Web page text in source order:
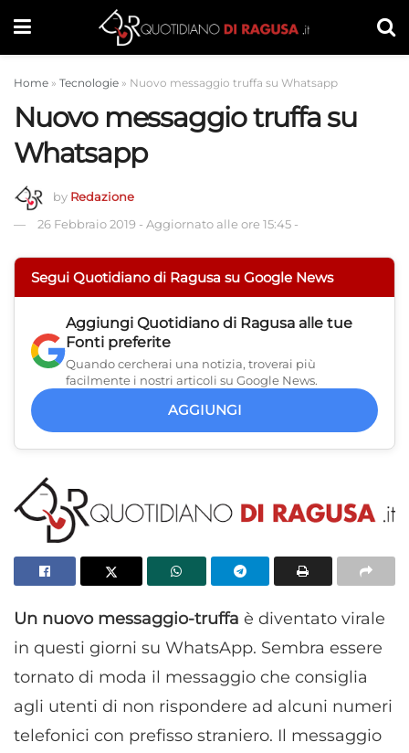
Home » Tecnologie » Nuovo messaggio truffa su Whatsapp
Nuovo messaggio truffa su
Whatsapp
by Redazione
26 Febbraio 2019 - Aggiornato alle ore 15:45 -
Segui Quotidiano di Ragusa su Google News
Aggiungi Quotidiano di Ragusa alle tue
Fonti preferite
Quando cercherai una notizia, troverai più
facilmente i nostri articoli su Google News.
AGGIUNGI
Un nuovo messaggio-truffa è diventato virale
in questi giorni su WhatsApp. Sembra essere
tornato di moda il messaggio che consiglia
agli utenti di non rispondere ad alcuni numeri
telefonici con prefisso straniero. Il messaggio